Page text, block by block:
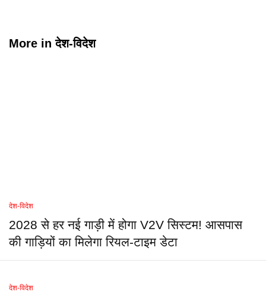
More inदेश-विदेश
देश-विदेश
2028 से हर नई गाड़ी में होगा V2V सिस्टम! आसपास
की गाड़ियों का मिलेगा रियल-टाइम डेटा
देश-विदेश